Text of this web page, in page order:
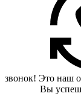
звонок! Это наш
Вы